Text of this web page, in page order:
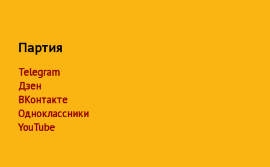
Партия
Telegram
Дзен
ВКонтакте
Одноклассники
YouTube